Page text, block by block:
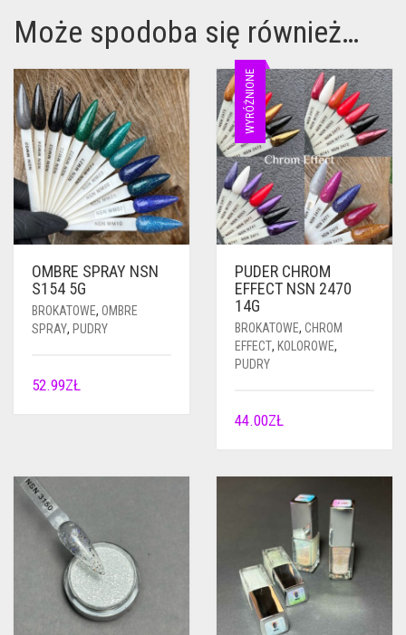
Może spodoba się również…
OMBRE SPRAY NSN
S154 5G
BROKATOWE, OMBRE
SPRAY, PUDRY
52.99ZŁ
WYRÓŻNIONE
PUDER CHROM
EFFECT NSN 2470
14G
BROKATOWE, CHROM
EFFECT, KOLOROWE,
PUDRY
44.00ZŁ